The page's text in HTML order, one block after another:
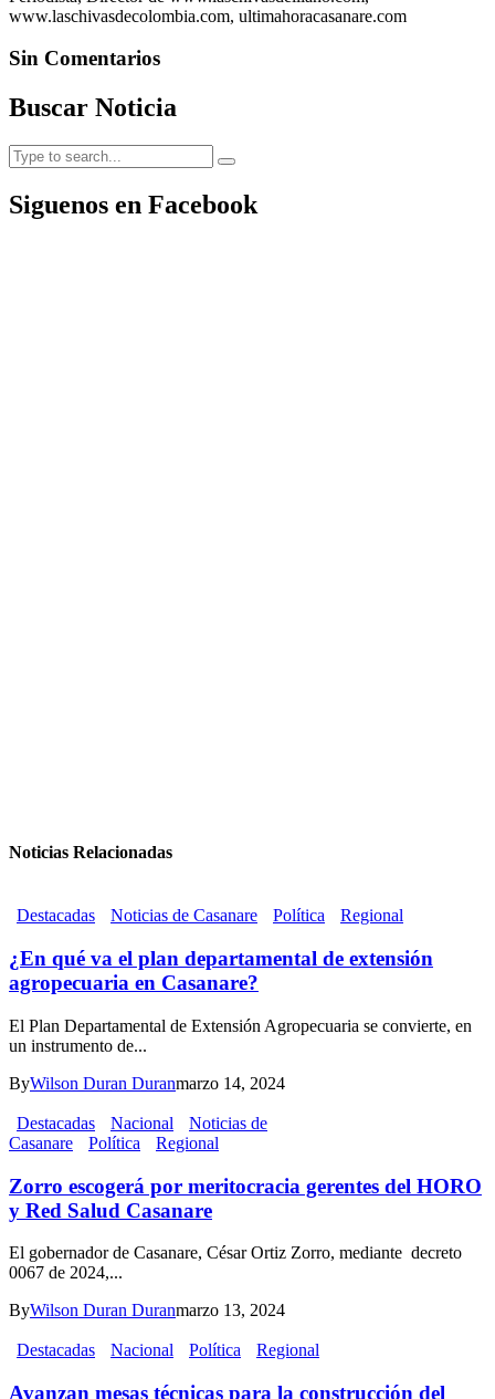
www.laschivasdecolombia.com, ultimahoracasanare.com
Sin Comentarios
Buscar Noticia
Siguenos en Facebook
Noticias Relacionadas
Destacadas Noticias de Casanare Política Regional
¿En qué va el plan departamental de extensión
agropecuaria en Casanare?
El Plan Departamental de Extensión Agropecuaria se convierte, en
un instrumento de...
ByWilson Duran Duranmarzo 14, 2024
Destacadas Nacional
Noticias de
Casanare
Política Regional
Zorro escogerá por meritocracia gerentes del HORO
y Red Salud Casanare
El gobernador de Casanare, César Ortiz Zorro, mediante decreto
0067 de 2024,...
ByWilson Duran Duranmarzo 13, 2024
Destacadas Nacional Política Regional
Avanzan mesas técnicas para la construcción del